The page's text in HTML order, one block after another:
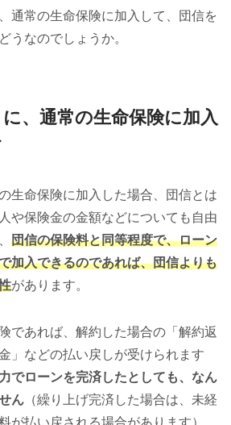
通常の生命保険に加入して、団信を
うなのでしょうか。
、通常の生命保険に加入
生命保険に加入した場合、団信とは
や保険金の金額などについても自由
団信の保険料と同等程度で、ローン
加入できるのであれば、団信よりも
があります。
であれば、解約した場合の「解約返
」などの払い戻しが受けられます
でローンを完済したとしても、なん
ん （繰り上げ完済した場合は、未経